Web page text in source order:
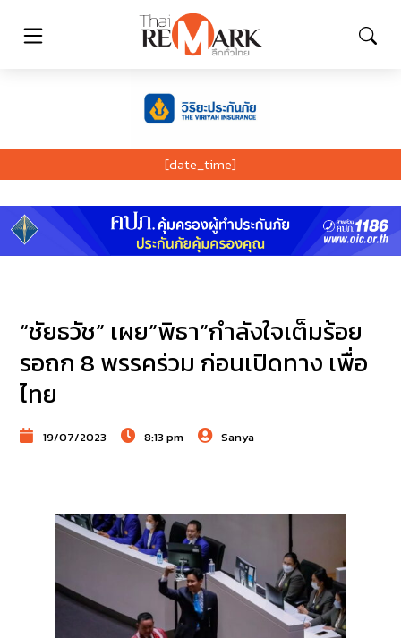
[date_time]
“ชัยธวัช” เผย”พิธา”กำลังใจเต็มร้อย
รอถก 8 พรรคร่วม ก่อนเปิดทาง เพื่อ
ไทย
19/07/2023 8:13 pm Sanya